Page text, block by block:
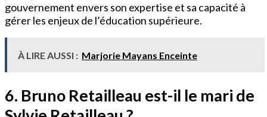
gouvernement envers son expertise et sa capacité à
gérer les enjeux de l’éducation supérieure.
À LIRE AUSSI : Marjorie Mayans Enceinte
6. Bruno Retailleau est-il le mari de